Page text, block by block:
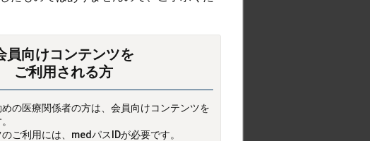
員向けコンテンツを
ご利用される方
の医療関係者の方は、会員向けコンテンツを
ご利用には、medパスIDが必要です。